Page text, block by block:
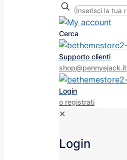
Cerca
Supporto clienti
shop@pennyejack.it
Login
o registrati
✕
Login